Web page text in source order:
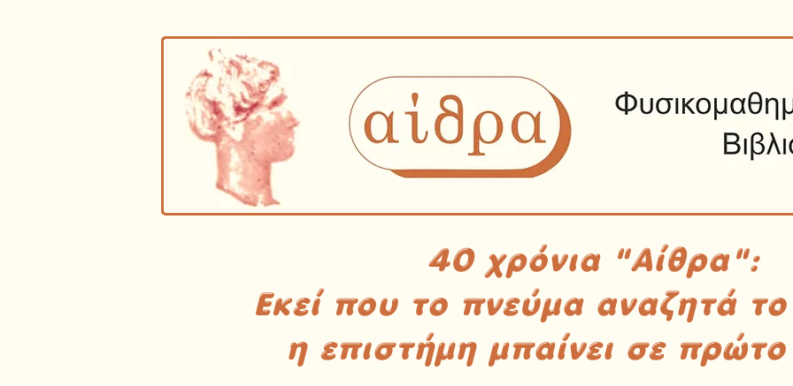
40 χρόνια "Αίθρα":
Εκεί που το πνεύμα αναζητά
η επιστήμη μπαίνει σε